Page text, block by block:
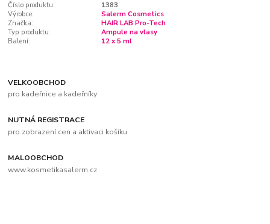
Číslo produktu:
1383
Výrobce:
Salerm Cosmetics
Značka:
HAIR LAB Pro-Tech
Typ produktu:
Ampule na vlasy
Balení:
12 x 5 ml
VELKOOBCHOD
pro kadeřnice a kadeřníky
NUTNÁ REGISTRACE
pro zobrazení cen a aktivaci košíku
MALOOBCHOD
www.kosmetikasalerm.cz